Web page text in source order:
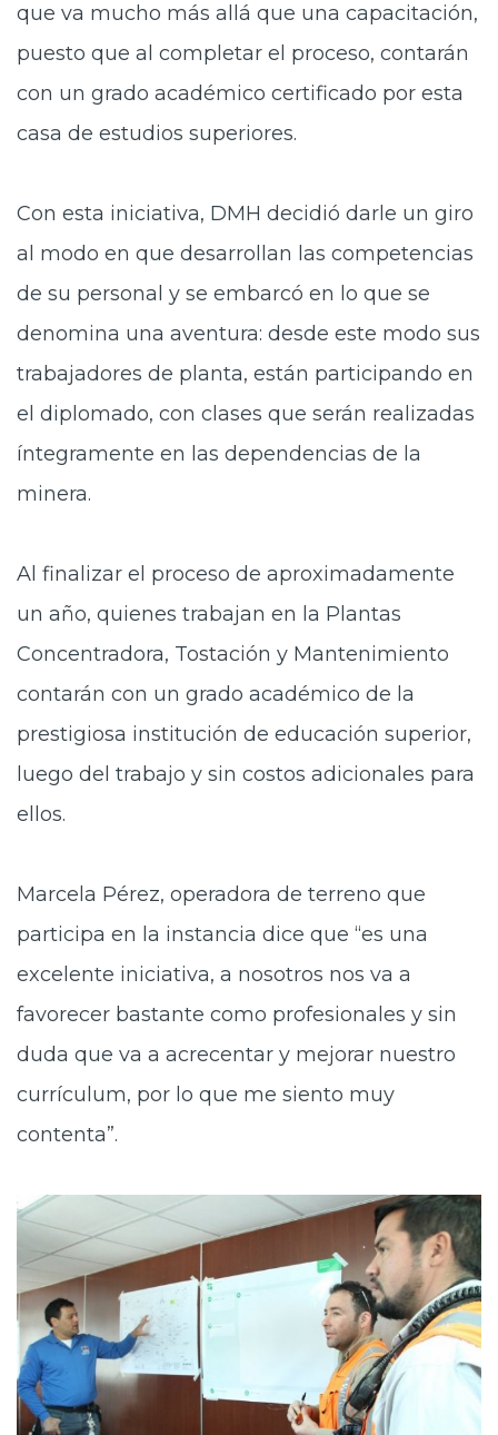
que va mucho más allá que una capacitación,
puesto que al completar el proceso, contarán
con un grado académico certificado por esta
casa de estudios superiores.
Con esta iniciativa, DMH decidió darle un giro
al modo en que desarrollan las competencias
de su personal y se embarcó en lo que se
denomina una aventura: desde este modo sus
trabajadores de planta, están participando en
el diplomado, con clases que serán realizadas
íntegramente en las dependencias de la
minera.
Al finalizar el proceso de aproximadamente
un año, quienes trabajan en la Plantas
Concentradora, Tostación y Mantenimiento
contarán con un grado académico de la
prestigiosa institución de educación superior,
luego del trabajo y sin costos adicionales para
ellos.
Marcela Pérez, operadora de terreno que
participa en la instancia dice que “es una
excelente iniciativa, a nosotros nos va a
favorecer bastante como profesionales y sin
duda que va a acrecentar y mejorar nuestro
currículum, por lo que me siento muy
contenta”.